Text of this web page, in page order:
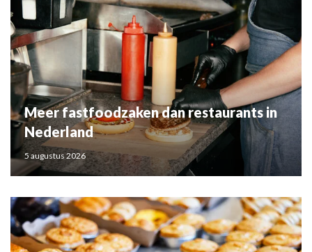
Meer fastfoodzaken dan restaurants in
Nederland
5 augustus 2026